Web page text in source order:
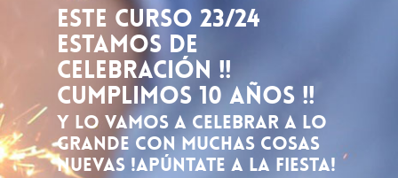
ESTE CURSO 23/24
ESTAMOS DE
CELEBRACIÓN !!
CUMPLIMOS 10 AÑOS !!
Y lo vamos a celebrar a lo
grande con muchas cosas
nuevas !APÚNTATE A LA FIESTA!